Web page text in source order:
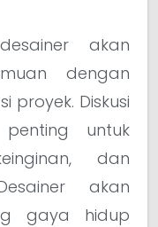
akan
dengan
proyek. Diskusi
untuk
dan
akan
gaya hidup